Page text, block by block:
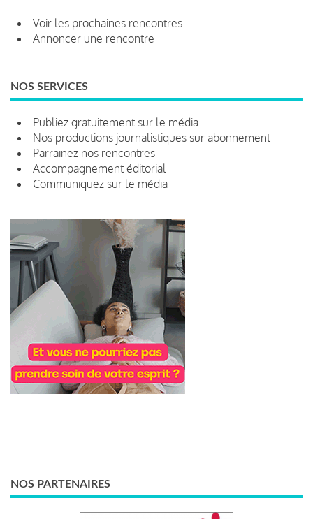
Voir les prochaines rencontres
Annoncer une rencontre
NOS SERVICES
Publiez gratuitement sur le média
Nos productions journalistiques sur abonnement
Parrainez nos rencontres
Accompagnement éditorial
Communiquez sur le média
NOS PARTENAIRES